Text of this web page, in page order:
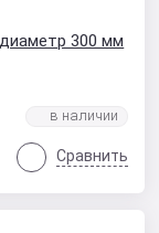
300 мм
Сравнить